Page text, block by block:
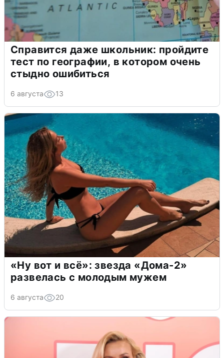
Справится даже школьник: пройдите
тест по географии, в котором очень
стыдно ошибиться
6 августа 13
«Ну вот и всё»: звезда «Дома-2»
развелась с молодым мужем
6 августа 20